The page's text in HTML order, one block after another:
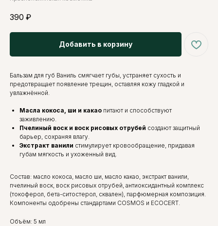
390 ₽
Добавить в корзину
Бальзам для губ Ваниль смягчает губы, устраняет сухость и
предотвращает появление трещин, оставляя кожу гладкой и
увлажнённой.
Масла кокоса, ши и какао питают и способствуют
заживлению.
Пчелиный воск и воск рисовых отрубей создают защитный
барьер, сохраняя влагу.
Экстракт ванили стимулирует кровообращение, придавая
губам мягкость и ухоженный вид.
Состав: масло кокоса, масло ши, масло какао, экстракт ванили,
пчелиный воск, воск рисовых отрубей, антиоксидантный комплекс
(токоферол, бета-ситостерол, сквален), парфюмерная композиция.
Компоненты одобрены стандартами COSMOS и ECOCERT.
Объём: 5 мл